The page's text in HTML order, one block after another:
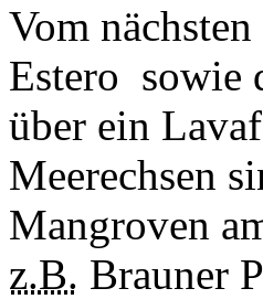
Vom
Estero sowie
über ein
Meerechsen
Mangroven
z.B. Brauner